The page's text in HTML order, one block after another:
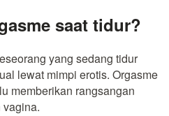
saat tidur?
yang sedang tidur
lewat mimpi erotis. Orgasme
memberikan rangsangan